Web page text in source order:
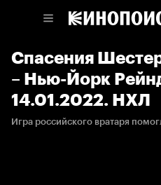
Cпасения
– Нью-Йорк
14.01.2022. НХЛ